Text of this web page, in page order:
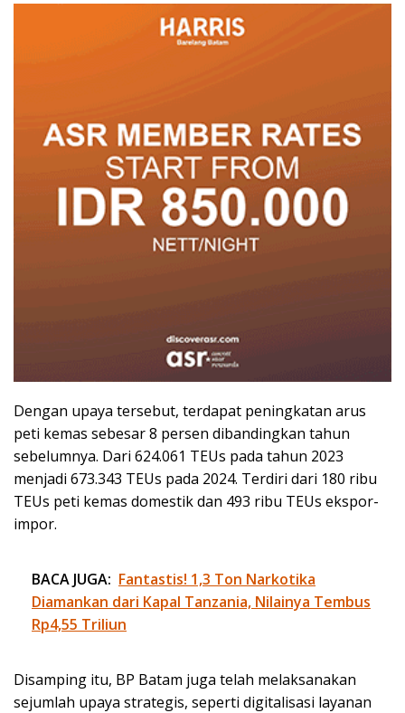
Dengan upaya tersebut, terdapat peningkatan arus
peti kemas sebesar 8 persen dibandingkan tahun
sebelumnya. Dari 624.061 TEUs pada tahun 2023
menjadi 673.343 TEUs pada 2024. Terdiri dari 180 ribu
TEUs peti kemas domestik dan 493 ribu TEUs ekspor-
impor.
BACA JUGA: Fantastis! 1,3 Ton Narkotika
Diamankan dari Kapal Tanzania, Nilainya Tembus
Rp4,55 Triliun
Disamping itu, BP Batam juga telah melaksanakan
sejumlah upaya strategis, seperti digitalisasi layanan